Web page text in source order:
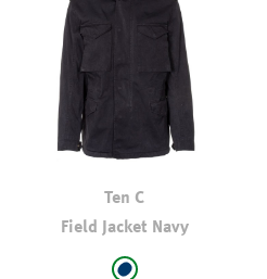
Ten C
Field Jacket Navy
auswählen